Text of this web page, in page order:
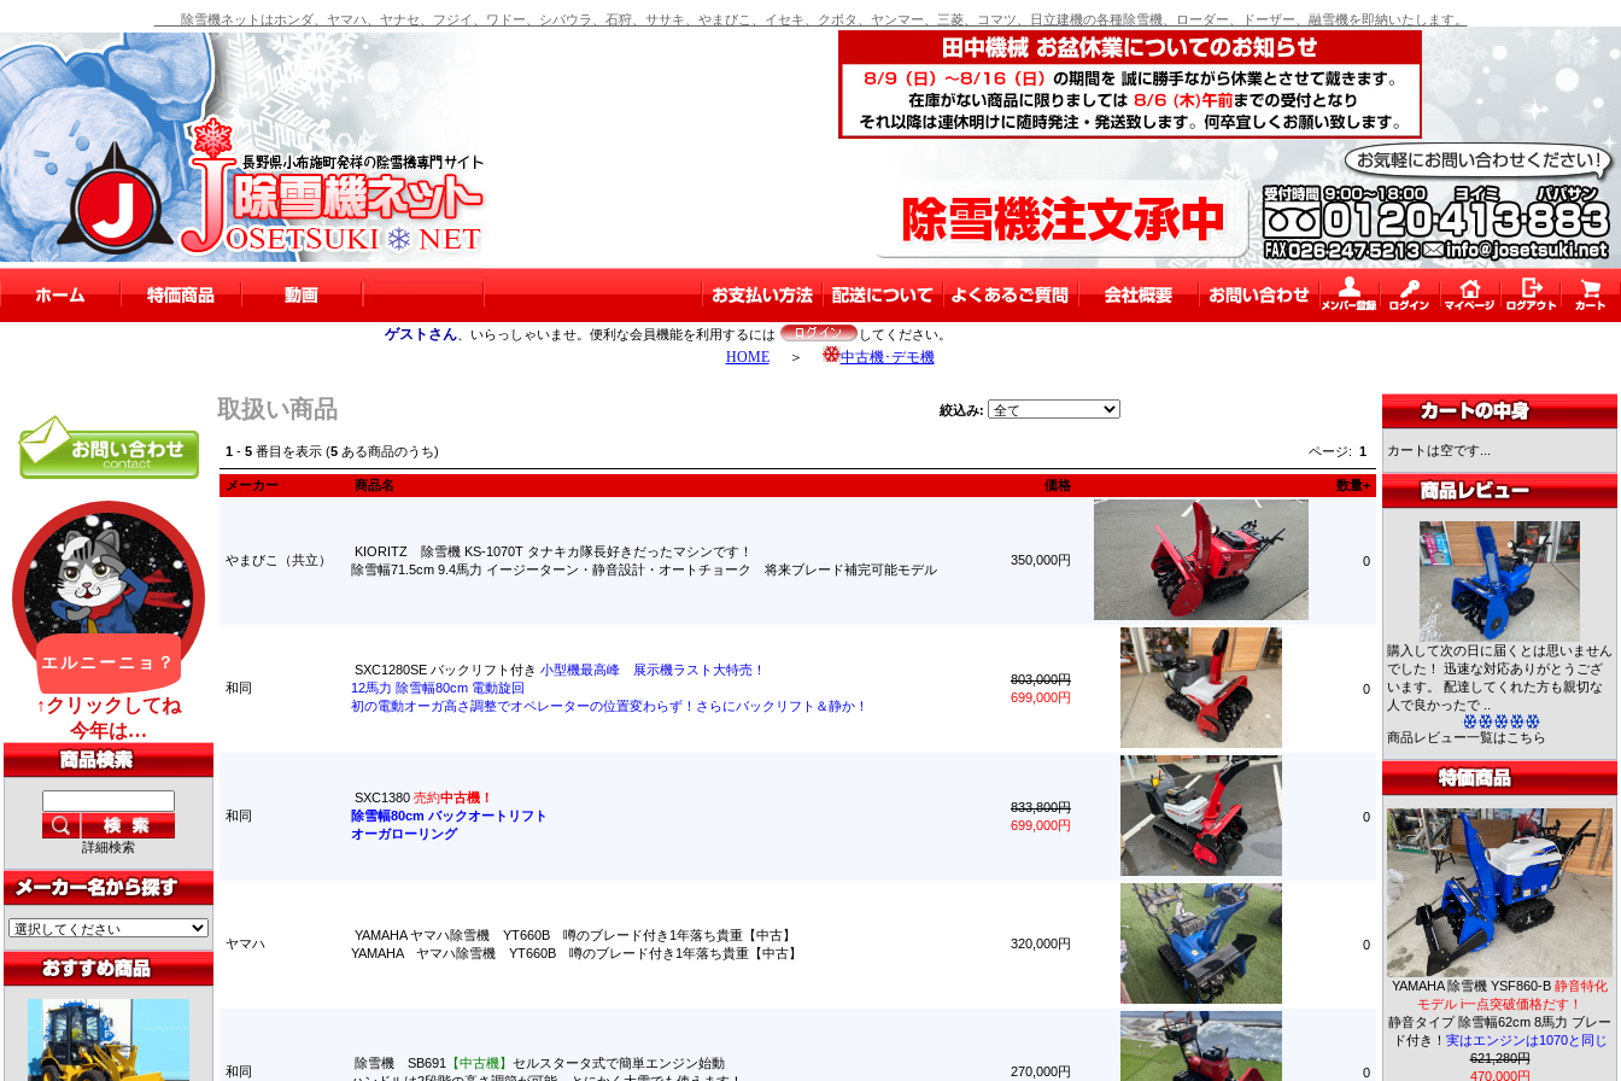
除雪機ネットはホンダ、ヤマハ、ヤナセ、フジイ、ワドー、シバウラ、石狩、ササキ、やまびこ、イセキ、クボタ、ヤンマー、三菱、コマツ、日立建機の各種除雪機、ローダー、ドーザー、融雪機を即納いたします。
ゲストさん 、いらっしゃいませ。便利な会員機能を利用するには してください。
HOME ＞ 中古機･デモ機
詳細検索
取扱い商品 絞込み:
1 - 5 番目を表示 (5 ある商品のうち) ページ: 1
メーカー 商品名 価格 数量+
やまびこ（共立）
KIORITZ 除雪機 KS-1070T タナキカ隊長好きだったマシンです！
除雪幅71.5cm 9.4馬力 イージーターン・静音設計・オートチョーク 将来ブレード補完可能モデル
350,000円 0
和同
SXC1280SE バックリフト付き 小型機最高峰 展示機ラスト大特売！
12馬力 除雪幅80cm 電動旋回
初の電動オーガ高さ調整でオペレーターの位置変わらず！さらにバックリフト＆静か！
803,000円
699,000円
0
和同
SXC1380 売約中古機！
除雪幅80cm バックオートリフト
オーガローリング
833,800円
699,000円
0
ヤマハ
YAMAHA ヤマハ除雪機 YT660B 噂のブレード付き1年落ち貴重【中古】
YAMAHA ヤマハ除雪機 YT660B 噂のブレード付き1年落ち貴重【中古】
320,000円 0
和同
除雪機 SB691 【中古機】 セルスタータ式で簡単エンジン始動
270,000円 0
カートは空です...
購入して次の日に届くとは思いません
でした！ 迅速な対応ありがとうござ
います。 配達してくれた方も親切な
人で良かったで ..
商品レビュー一覧はこちら
YAMAHA 除雪機 YSF860-B 静音特化
モデル i一点突破価格だす！
静音タイプ 除雪幅62cm 8馬力 ブレー
ド付き！ 実はエンジンは1070と同じ
621,280円
470,000円